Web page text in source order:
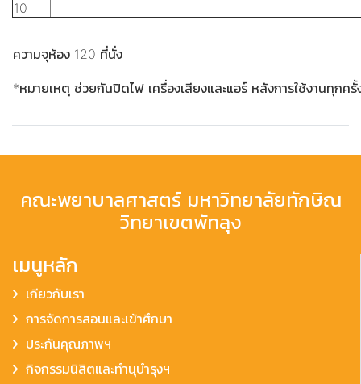
10
ความจุห้อง 120 ที่นั่ง
*หมายเหตุ ช่วยกันปิดไฟ เครื่องเสียงและแอร์ หลังการใช้งานทุกครั้
คณะพยาบาลศาสตร์ มหาวิทยาลัยทักษิณ
วิทยาเขตพัทลุง
เมนูหลัก
เกียวกับเรา
การจัดการสอนและเข้าศึกษา
ประกันคุณภาพฯ
กิจกรรมนิสิตและทำนุบำรุงฯ